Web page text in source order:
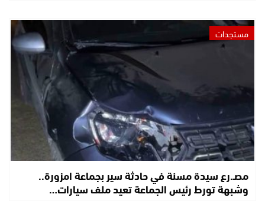
مستجدات
مصـ.رع سيدة مسنة في حادثة سير بجماعة امزورة..
وشبهة تورط رئيس الجماعة تعيد ملف سيارات…